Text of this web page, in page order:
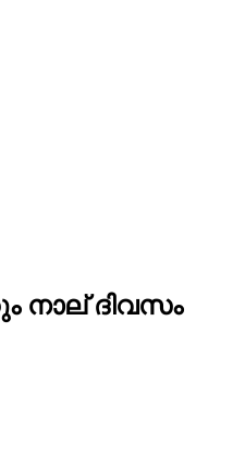
നാല് ദിവസം